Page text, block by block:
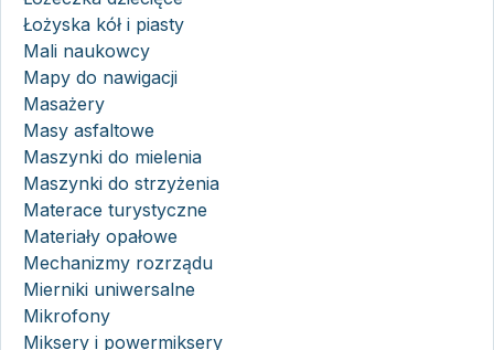
Łożyska kół i piasty
Mali naukowcy
Mapy do nawigacji
Masażery
Masy asfaltowe
Maszynki do mielenia
Maszynki do strzyżenia
Materace turystyczne
Materiały opałowe
Mechanizmy rozrządu
Mierniki uniwersalne
Mikrofony
Miksery i powermiksery